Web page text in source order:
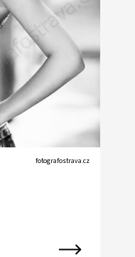
fotografostrava.cz